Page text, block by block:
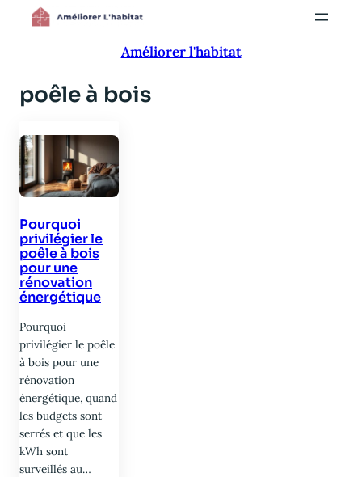
Aller
Améliorer l'habitat
poêle à bois
Pourquoi
privilégier le
poêle à bois
pour une
rénovation
énergétique
Pourquoi
privilégier le poêle
à bois pour une
rénovation
énergétique, quand
les budgets sont
serrés et que les
kWh sont
surveillés au…